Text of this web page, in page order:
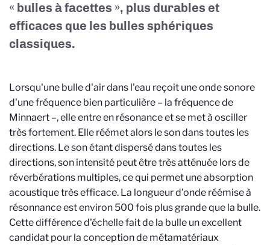
« bulles à facettes », plus durables et
efficaces que les bulles sphériques
classiques.
Lorsqu'une bulle d'air dans l'eau reçoit une onde sonore
d'une fréquence bien particulière – la fréquence de
Minnaert –, elle entre en résonance et se met à osciller
très fortement. Elle réémet alors le son dans toutes les
directions. Le son étant dispersé dans toutes les
directions, son intensité peut être très atténuée lors de
réverbérations multiples, ce qui permet une absorption
acoustique très efficace. La longueur d’onde réémise à
résonnance est environ 500 fois plus grande que la bulle.
Cette différence d'échelle fait de la bulle un excellent
candidat pour la conception de métamatériaux